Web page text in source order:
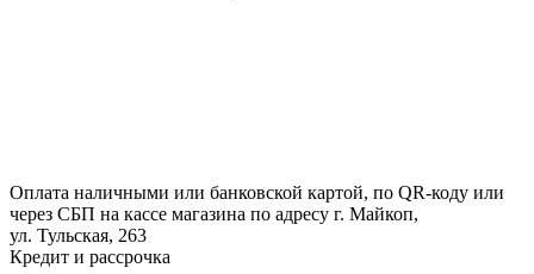
Оплата наличными или банковской картой, по QR-коду или
через СБП на кассе магазина по адресу г. Майкоп,
ул. Тульская, 263
Кредит и рассрочка